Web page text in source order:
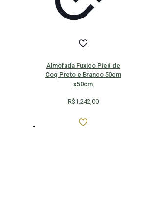
Almofada Fuxico Pied de
Coq Preto e Branco 50cm
x50cm
R$1.242,00